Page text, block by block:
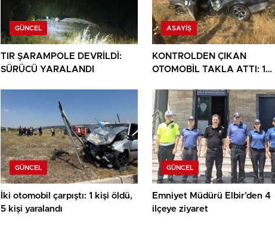
GÜNCEL
TIR ŞARAMPOLE DEVRİLDİ:
SÜRÜCÜ YARALANDI
ASAYIŞ
KONTROLDEN ÇIKAN
OTOMOBİL TAKLA ATTI: 1
GÜNCEL
İki otomobil çarpıştı: 1 kişi öldü,
5 kişi yaralandı
GÜNCEL
Emniyet Müdürü Elbir’den 4
ilçeye ziyaret